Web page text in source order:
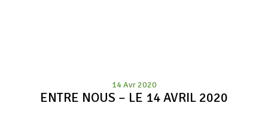
14 Avr 2020
ENTRE NOUS – LE 14 AVRIL 2020